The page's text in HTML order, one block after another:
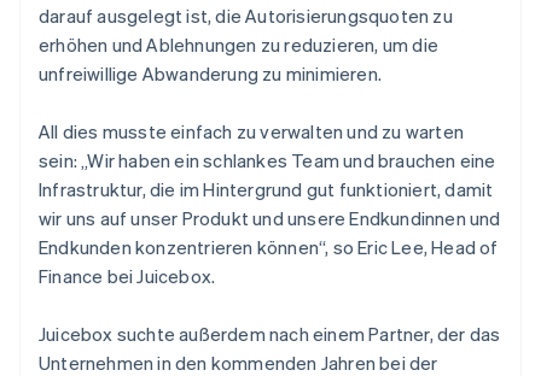
darauf ausgelegt ist, die Autorisierungsquoten zu
erhöhen und Ablehnungen zu reduzieren, um die
unfreiwillige Abwanderung zu minimieren.
All dies musste einfach zu verwalten und zu warten
sein: „Wir haben ein schlankes Team und brauchen eine
Infrastruktur, die im Hintergrund gut funktioniert, damit
wir uns auf unser Produkt und unsere Endkundinnen und
Endkunden konzentrieren können“, so Eric Lee, Head of
Finance bei Juicebox.
Juicebox suchte außerdem nach einem Partner, der das
Unternehmen in den kommenden Jahren bei der